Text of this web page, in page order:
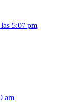
5:07 pm
am